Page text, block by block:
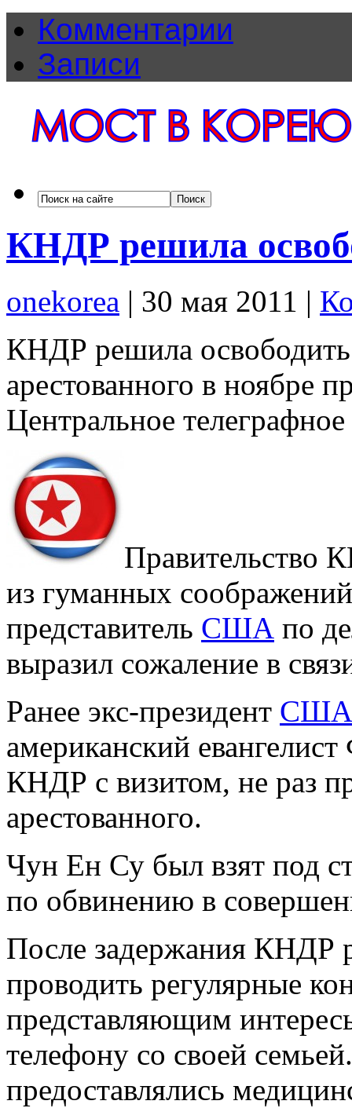
Комментарии
Записи
КНДР решила
onekorea | 30 мая 2011 |
КНДР решила
арестованного в ноябре
Центральное
Правительство
из гуманных
представитель США по
выразил сожаление в
Ранее экс-президент США
американский
КНДР с визитом, не раз
арестованного.
Чун Ен Су был взят под
по обвинению в
После задержания КНДР
проводить регулярные
представляющим
телефону со своей
предоставлялись